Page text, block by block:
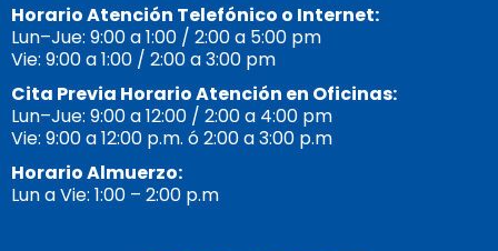
Horario Atención Telefónico o Internet:
Lun–Jue: 9:00 a 1:00 / 2:00 a 5:00 pm
Vie: 9:00 a 1:00 / 2:00 a 3:00 pm
Cita Previa Horario Atención en Oficinas:
Lun–Jue: 9:00 a 12:00 / 2:00 a 4:00 pm
Vie: 9:00 a 12:00 p.m. ó 2:00 a 3:00 p.m
Horario Almuerzo:
Lun a Vie: 1:00 – 2:00 p.m